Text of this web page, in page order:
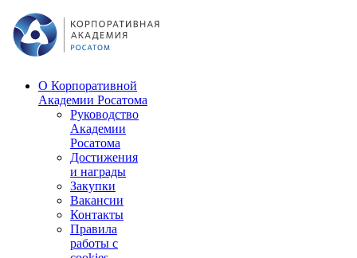
О Корпоративной
Академии Росатома
Руководство
Академии
Росатома
Достижения
и награды
Закупки
Вакансии
Контакты
Правила
работы с